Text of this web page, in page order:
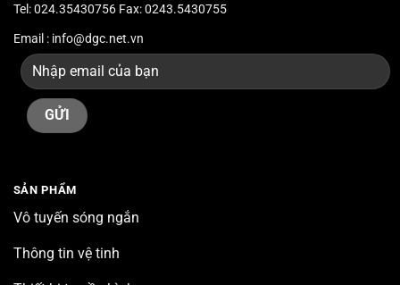
SẢN PHẨM
Vô tuyến sóng ngắn
Thông tin vệ tinh
Tel: 024.35430756 Fax: 0243.5430755
Email : info@dgc.net.vn